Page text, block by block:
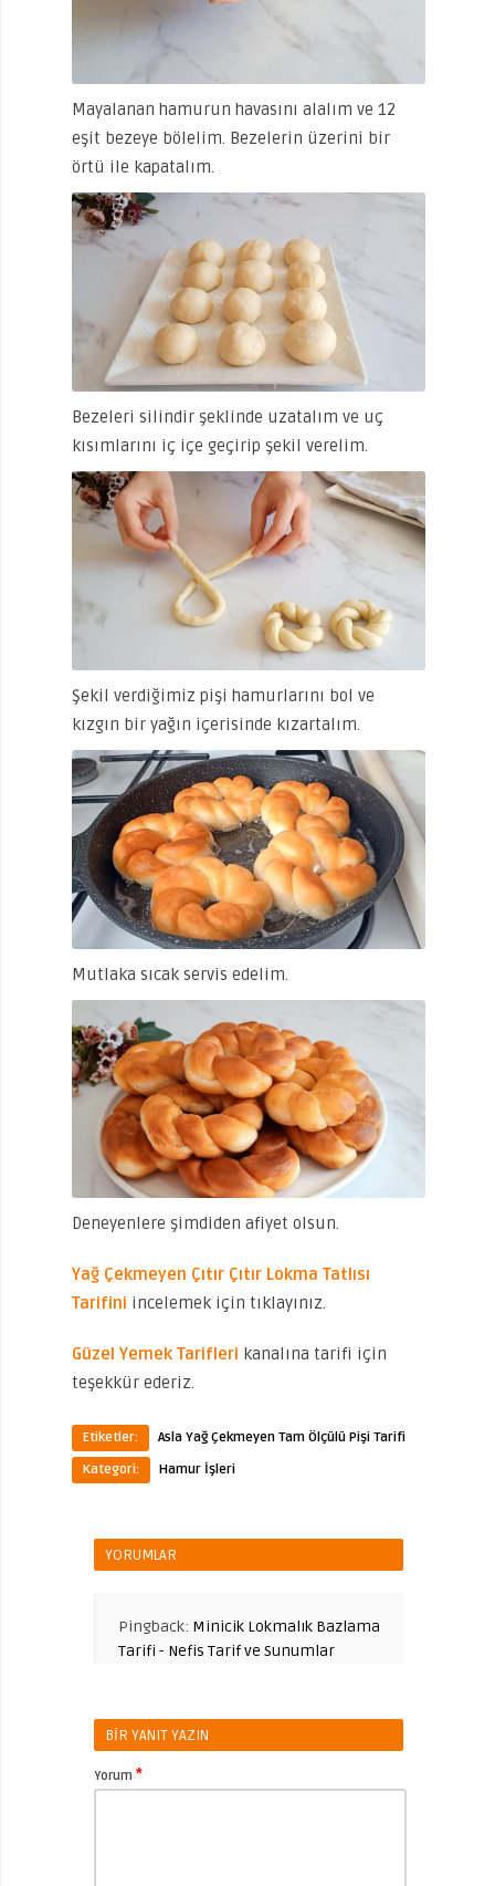
Mayalanan hamurun havasını alalım ve 12
eşit bezeye bölelim. Bezelerin üzerini bir
örtü ile kapatalım.
Bezeleri silindir şeklinde uzatalım ve uç
kısımlarını iç içe geçirip şekil verelim.
Şekil verdiğimiz pişi hamurlarını bol ve
kızgın bir yağın içerisinde kızartalım.
Mutlaka sıcak servis edelim.
Deneyenlere şimdiden afiyet olsun.
Yağ Çekmeyen Çıtır Çıtır Lokma Tatlısı
Tarifini incelemek için tıklayınız.
Güzel Yemek Tarifleri kanalına tarifi için
teşekkür ederiz.
Etiketler:
Asla Yağ Çekmeyen Tam Ölçülü Pişi Tarifi
Kategori:
Hamur İşleri
YORUMLAR
Pingback: Minicik Lokmalık Bazlama
Tarifi - Nefis Tarif ve Sunumlar
BIR YANIT YAZIN
Yorum *